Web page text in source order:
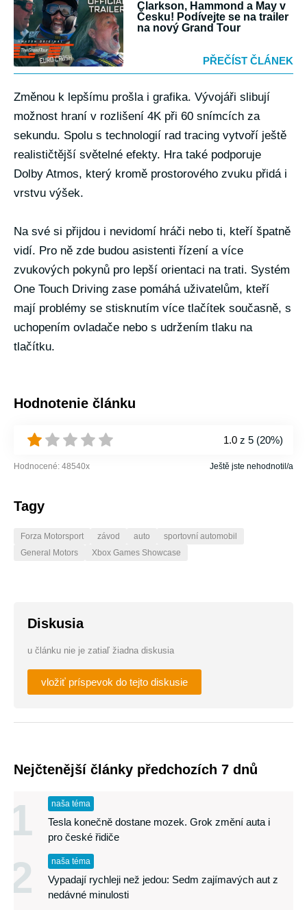
Clarkson, Hammond a May v
Česku! Podívejte se na trailer
na nový Grand Tour
PŘEČÍST ČLÁNEK
Změnou k lepšímu prošla i grafika. Vývojáři slibují
možnost hraní v rozlišení 4K při 60 snímcích za
sekundu. Spolu s technologií rad tracing vytvoří ještě
realističtější světelné efekty. Hra také podporuje
Dolby Atmos, který kromě prostorového zvuku přidá i
vrstvu výšek.
Na své si přijdou i nevidomí hráči nebo ti, kteří špatně
vidí. Pro ně zde budou asistenti řízení a více
zvukových pokynů pro lepší orientaci na trati. Systém
One Touch Driving zase pomáhá uživatelům, kteří
mají problémy se stisknutím více tlačítek současně, s
uchopením ovladače nebo s udržením tlaku na
tlačítku.
Hodnotenie článku
1.0 z 5 (20%)
Hodnocené: 48540x Ještě jste nehodnotil/a
Tagy
Forza Motorsport závod auto
sportovní automobil
General Motors
Xbox Games Showcase
Diskusia
u článku nie je zatiaľ žiadna diskusia
vložiť príspevok do tejto diskusie
Nejčtenější články předchozích 7 dnů
1 naša téma
Tesla konečně dostane mozek. Grok změní auta i
pro české řidiče
2 naša téma
Vypadají rychleji než jedou: Sedm zajímavých aut z
nedávné minulosti